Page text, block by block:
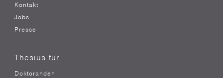
Kontakt
Jobs
Presse
Thesius für
Doktoranden